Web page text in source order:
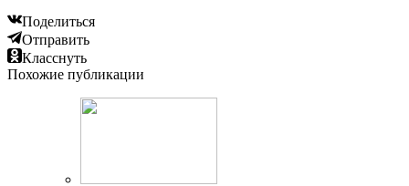
Поделиться
Отправить
Класснуть
Похожие публикации